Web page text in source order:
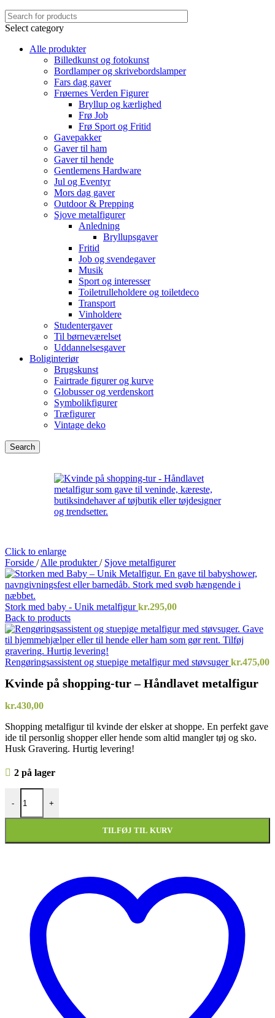
Select category
Alle produkter
Billedkunst og fotokunst
Bordlamper og skrivebordslamper
Fars dag gaver
Frøernes Verden Figurer
Bryllup og kærlighed
Frø Job
Frø Sport og Fritid
Gavepakker
Gaver til ham
Gaver til hende
Gentlemens Hardware
Jul og Eventyr
Mors dag gaver
Outdoor & Prepping
Sjove metalfigurer
Anledning
Bryllupsgaver
Fritid
Job og svendegaver
Musik
Sport og interesser
Toiletrulleholdere og toiletdeco
Transport
Vinholdere
Studentergaver
Til børneværelset
Uddannelsesgaver
Boliginteriør
Brugskunst
Fairtrade figurer og kurve
Globusser og verdenskort
Symbolikfigurer
Træfigurer
Vintage deko
Search
Click to enlarge
Forside / Alle produkter/ Sjove metalfigurer
Stork med baby - Unik metalfigurkr.295,00
Back to products
Rengøringsassistent og stuepige metalfigur med støvsugerkr.475,00
Kvinde på shopping-tur – Håndlavet metalfigur
kr.430,00
Shopping metalfigur til kvinde der elsker at shoppe. En perfekt gave
ide til personlig shopper eller hende som altid mangler tøj og sko.
Husk Gravering. Hurtig levering!
2 på lager
-
Kvinde på shopping-tur - Håndlavet metalfigur antal
+
TILFØJ TIL KURV